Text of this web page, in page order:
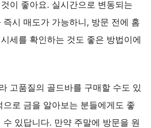
이 좋아요. 실시간으로 변동되는
즉시 매도가 가능하니, 방문 전에 홈
세를 확인하는 것도 좋은 방법이에
고품질의 골드바를 구매할 수도 있
으로 금을 알아보는 분들에게도 좋
수 있답니다. 만약 주말에 방문을 원